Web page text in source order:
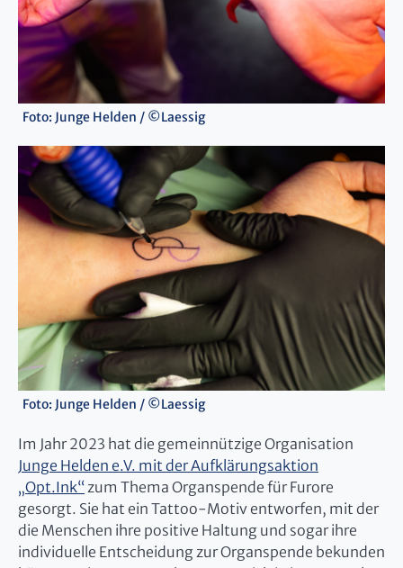
Foto: Junge Helden / ©Laessig
Foto: Junge Helden / ©Laessig
Im Jahr 2023 hat die gemeinnützige Organisation
Junge Helden e.V. mit der Aufklärungsaktion
„Opt.Ink“zum Thema Organspende für Furore
gesorgt. Sie hat ein Tattoo-Motiv entworfen, mit der
die Menschen ihre positive Haltung und sogar ihre
individuelle Entscheidung zur Organspende bekunden